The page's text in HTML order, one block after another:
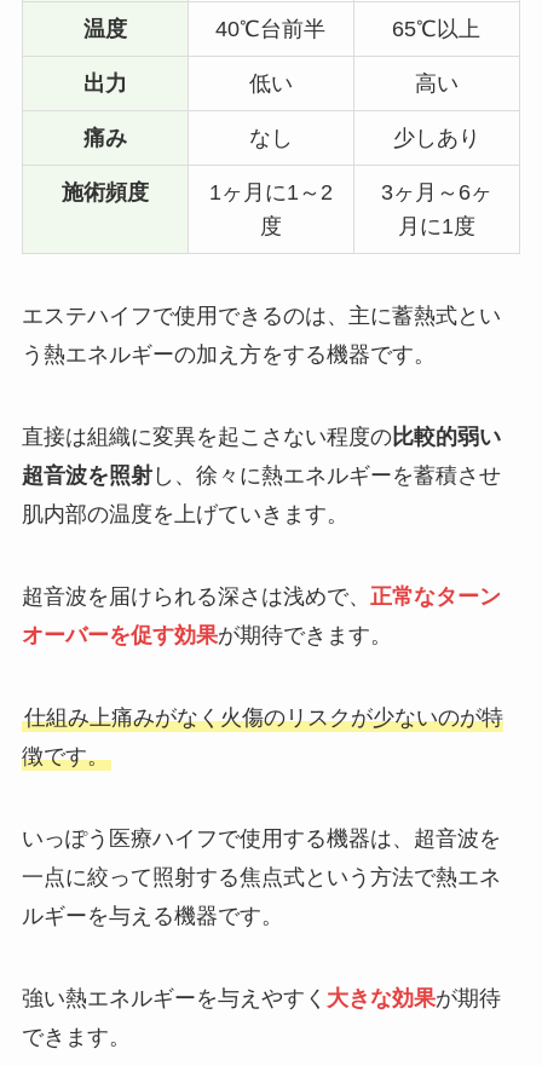
温度 40℃台前半 65℃以上
出力 低い 高い
痛み なし 少しあり
施術頻度
1ヶ月に1～2
度
3ヶ月～6ヶ
月に1度
エステハイフで使用できるのは、主に蓄熱式とい
う熱エネルギーの加え方をする機器です。
直接は組織に変異を起こさない程度の比較的弱い
超音波を照射し、徐々に熱エネルギーを蓄積させ
肌内部の温度を上げていきます。
超音波を届けられる深さは浅めで、 正常なターン
オーバーを促す効果が期待できます。
仕組み上痛みがなく火傷のリスクが少ないのが特
徴です。
いっぽう医療ハイフで使用する機器は、超音波を
一点に絞って照射する焦点式という方法で熱エネ
ルギーを与える機器です。
強い熱エネルギーを与えやすく 大きな効果が期待
できます。